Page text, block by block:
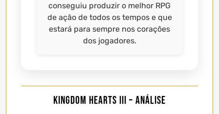
conseguiu produzir o melhor RPG
de ação de todos os tempos e que
estará para sempre nos corações
dos jogadores.
Kingdom Hearts III – Análise